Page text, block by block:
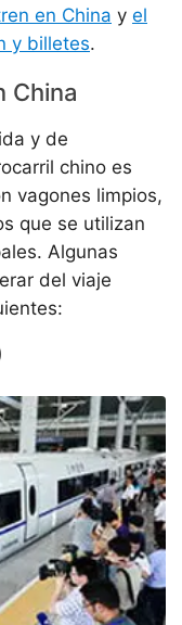
en China y el
y billetes.
China
y de
chino es
vagones limpios,
que se utilizan
Algunas
del viaje